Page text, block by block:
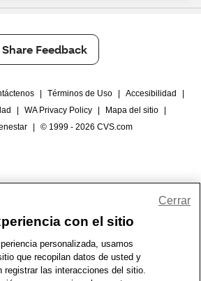
Share Feedback
Términos de Uso Accesibilidad
WA Privacy Policy Mapa del sitio
© 1999 - 2026 CVS.com
con el sitio
personalizada, usamos
que recopilan datos de usted y
registrar las interacciones del sitio.
Cerrar